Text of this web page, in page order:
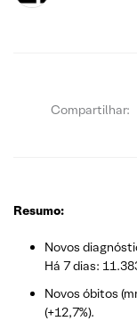
Compartilhar:
Resumo:
Novos
Há 7 dias:
Novos óbitos
(+12,7%).